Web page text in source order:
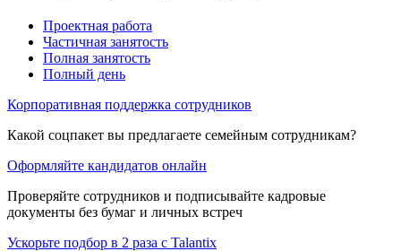
Проектная работа
Частичная занятость
Полная занятость
Полный день
Корпоративная поддержка сотрудников
Какой соцпакет вы предлагаете семейным сотрудникам?
Оформляйте кандидатов онлайн
Проверяйте сотрудников и подписывайте кадровые
документы без бумаг и личных встреч
Ускорьте подбор в 2 раза с Talantix